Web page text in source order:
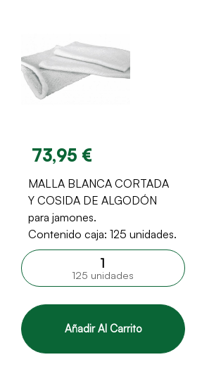
73,95 €
MALLA BLANCA CORTADA
Y COSIDA DE ALGODÓN
para jamones.
Contenido caja: 125 unidades.
125 unidades
Añadir Al Carrito